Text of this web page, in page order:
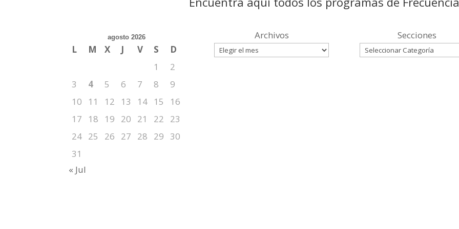
agosto 2026
L M X J V S
D
1
2
3
4 5 6 7 8
9
10
11 12 13 14 15
16
17
18 19 20 21 22
23
24 25 26 27 28 29 30
31
« Jul
Archivos Secciones